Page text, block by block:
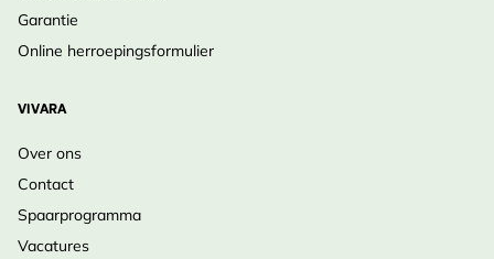
Garantie
Online herroepingsformulier
VIVARA
Over ons
Contact
Spaarprogramma
Vacatures